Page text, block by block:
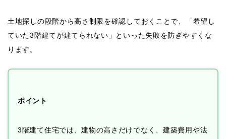
土地探しの段階から高さ制限を確認しておくことで、「希望し
ていた3階建てが建てられない」といった失敗を防ぎやすくな
ります。
ポイント
3階建て住宅では、建物の高さだけでなく、建築費用や法